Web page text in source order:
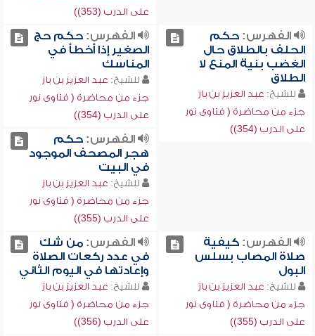
على الدرب (353))
الفهرس:حكم
الحلف بالطلاق حال
الغضب بنية المنع لا
الطلاق
للشيخ: عبد العزيز بن باز
جزء من محاضرة ( فتاوى نور
على الدرب (354))
الفهرس:حكم حج
الصغير إذا أخطأ في
المناسك
للشيخ: عبد العزيز بن باز
جزء من محاضرة ( فتاوى نور
على الدرب (354))
الفهرس:حكم
هجر المصحف الموجود
في البيت
للشيخ: عبد العزيز بن باز
جزء من محاضرة ( فتاوى نور
على الدرب (355))
الفهرس:كيفية
صلاة المصاب بسلس
البول
للشيخ: عبد العزيز بن باز
جزء من محاضرة ( فتاوى نور
على الدرب (355))
الفهرس:من شك
في عدد ركعات الصلاة
وإعادتها في اليوم الثاني
للشيخ: عبد العزيز بن باز
جزء من محاضرة ( فتاوى نور
على الدرب (356))